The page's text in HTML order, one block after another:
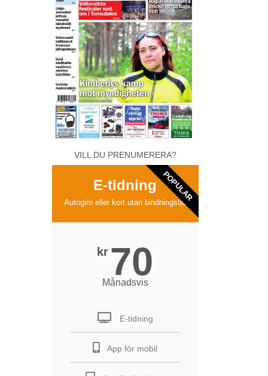
VILL DU PRENUMERERA?
E-tidning
Autogiro eller kort utan bindningstid
kr 70
Månadsvis
E-tidning
App för mobil
POPULAR